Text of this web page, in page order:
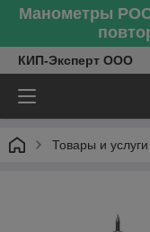
Манометры
КИП-Эксперт ООО
Товары и услуги